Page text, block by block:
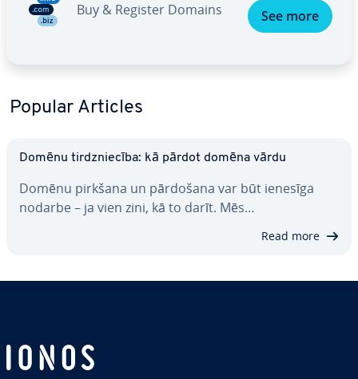
Buy & Register Domains See more
Popular Articles
Domēnu tirdznie­cī­ba: kā pārdot domēna vārdu
Domēnu pirkšana un pārdošana var būt ienesīga
nodarbe – ja vien zini, kā to darīt. Mēs…
Read more